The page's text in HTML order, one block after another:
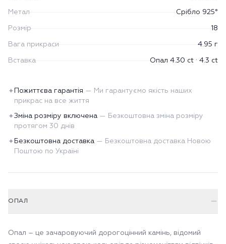
Метал Срібло 925°
Розмір 18
Вага прикраси 4.95 г
Вставка Опал 4.30 ct · 4.3 ct
✦ Пожиттєва гарантія — Ми гарантуємо якість наших
прикрас на все життя
✦Зміна розміру включена — Безкоштовна зміна розміру
протягом 30 днів
✦ Безкоштовна доставка — Безкоштовна доставка Новою
Поштою по Україні
ОПАЛ
Опал – це зачаровуючий дорогоцінний камінь, відомий